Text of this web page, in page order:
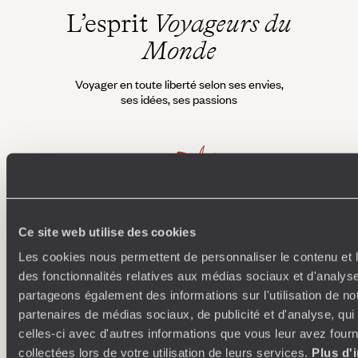
Ce site web utilise des cookies
Les cookies nous permettent de personnaliser le contenu et
des fonctionnalités relatives aux médias sociaux et
partageons également des informations sur l'utilisation de
partenaires de médias sociaux, de publicité et d'analyse,
celles-ci avec d'autres informations que vous leur avez
collectées lors de votre utilisation de leurs services. Plus
L’esprit Voyageurs du
Monde
Voyager en toute liberté selon ses envies,
ses idées, ses passions
Où je veux
250 conseillers spécialisés par pays et par régions :
Amoureux du beau jamais à court d’idées, ils vous
inspirent et créent un voyage ultra-personnalisé :
étapes, hébergements, ateliers, rencontres…
À